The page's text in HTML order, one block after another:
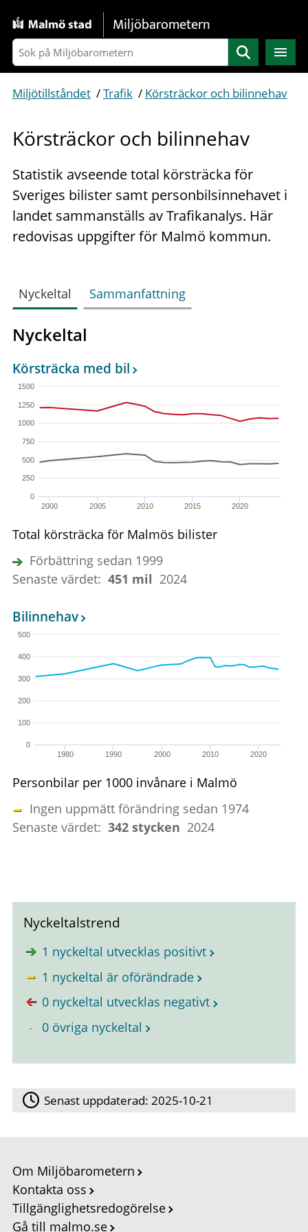
Gå direkt till sidans innehåll
Miljöbarometern
Sök
Miljötillståndet /Trafik / Körsträckor och bilinnehav
Körsträckor och bilinnehav
Statistik avseende total körsträcka för
Sveriges bilister samt personbilsinnehavet i
landet sammanställs av Trafikanalys. Här
redovisas uppgifter för Malmö kommun.
Nyckeltal Sammanfattning
Nyckeltal
2000 2005 2010 2015 2020
0
250
500
750
1000
1250
1500
Körsträcka med bil
Total körsträcka för Malmös bilister
Förbättring sedan 1999
Senaste värdet: 451 mil 2024
1980 1990 2000 2010 2020
0
100
200
300
400
500
Bilinnehav
Personbilar per 1000 invånare i Malmö
Ingen uppmätt förändring sedan 1974
Senaste värdet: 342 stycken 2024
Nyckeltalstrend
1 nyckeltal utvecklas positivt
1 nyckeltal är oförändrade
0 nyckeltal utvecklas negativt
0 övriga nyckeltal
Senast uppdaterad:2025-10-21
Om Miljöbarometern
Kontakta oss
Tillgänglighetsredogörelse
Gå till malmo.se